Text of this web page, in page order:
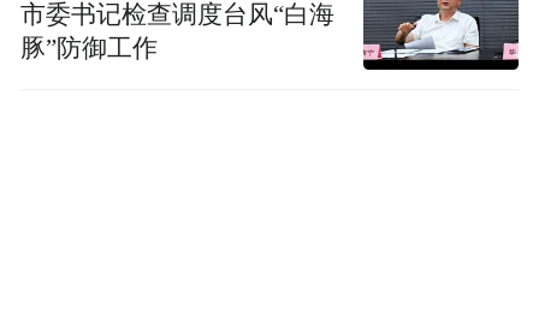
市委书记检查调度台风“白海
豚”防御工作